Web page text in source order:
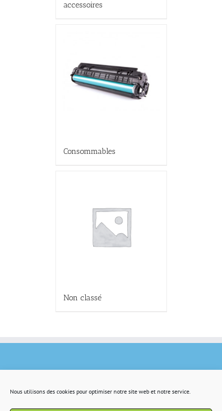
Nous utilisons des cookies pour optimiser notre site web et notre service.
accessoires
Consommables
Non classé